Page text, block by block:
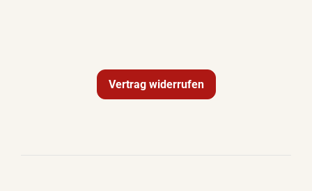
Vertrag widerrufen